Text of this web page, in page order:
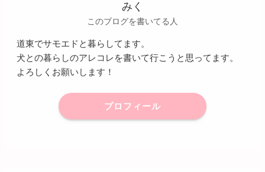
みく
このブログを書いてる人
道東でサモエドと暮らしてます。
犬との暮らしのアレコレを書いて行こうと思ってます。
よろしくお願いします！
プロフィール